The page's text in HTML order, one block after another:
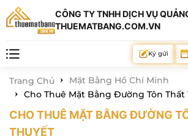
CÔNG TY TNHH DỊCH VỤ
THUEMATBANG.COM.VN
Ký gửi
Trang Chủ
Mặt Bằng Hồ Chí Minh
Cho Thuê Mặt Bằng Đường Tôn Thất
CHO THUÊ MẶT BẰNG ĐƯỜNG
THUYẾT